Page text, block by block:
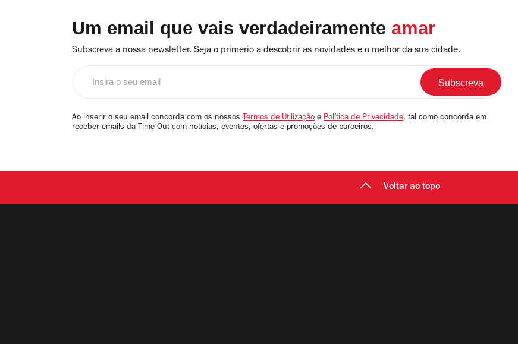
Um email que vais verdadeiramente amar
Subscreva a nossa newsletter. Seja o primerio a descobrir as novidades e o melhor da sua cidade.
email
Ao inserir o seu email concorda com os nossos Termos de Utilização e Política de Privacidade, tal como concorda em
receber emails da Time Out com notícias, eventos, ofertas e promoções de parceiros.
Voltar ao topo